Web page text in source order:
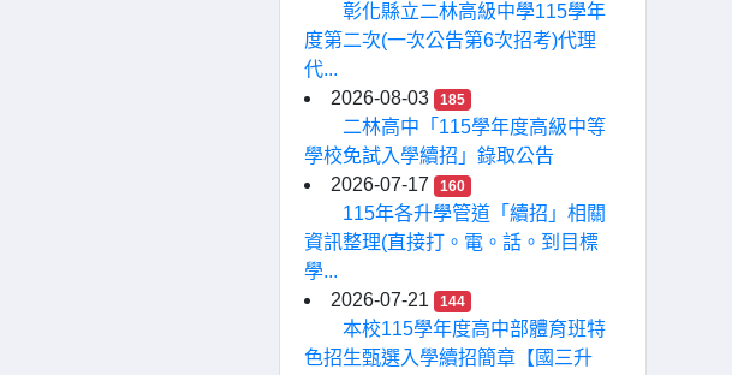
彰化縣立二林高級中學115學年
度第二次(一次公告第6次招考)代理
代...
2026-08-03
185
二林高中「115學年度高級中等
學校免試入學續招」錄取公告
2026-07-17
160
115年各升學管道「續招」相關
資訊整理(直接打。電。話。到目標
學...
2026-07-21
144
本校115學年度高中部體育班特
色招生甄選入學續招簡章【國三升